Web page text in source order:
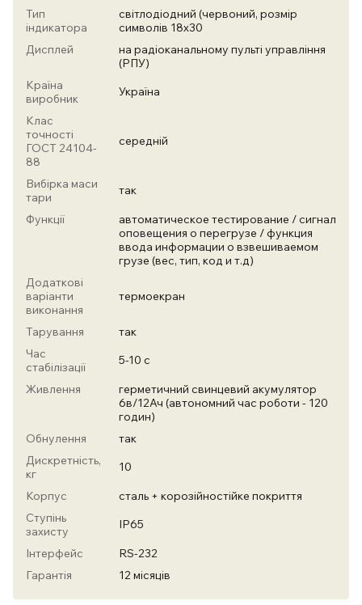
Тип
індикатора
світлодіодний (червоний, розмір
символів 18х30
Дисплей
на радіоканальному пульті управління
(РПУ)
Країна
виробник
Україна
Клас
точності
ГОСТ 24104-
88
середній
Вибірка маси
тари
так
Функції
автоматическое тестирование / сигнал
оповещения о перегрузе / функция
ввода информации о взвешиваемом
грузе (вес, тип, код и т.д)
Додаткові
варіанти
виконання
термоекран
Тарування
так
Час
стабілізації
5-10 с
Живлення
герметичний свинцевий акумулятор
6в/12Ач (автономний час роботи - 120
годин)
Обнулення
так
Дискретність,
кг
10
Корпус
сталь + корозійностійке покриття
Ступінь
захисту
IP65
Інтерфейс
RS-232
Гарантія
12 місяців